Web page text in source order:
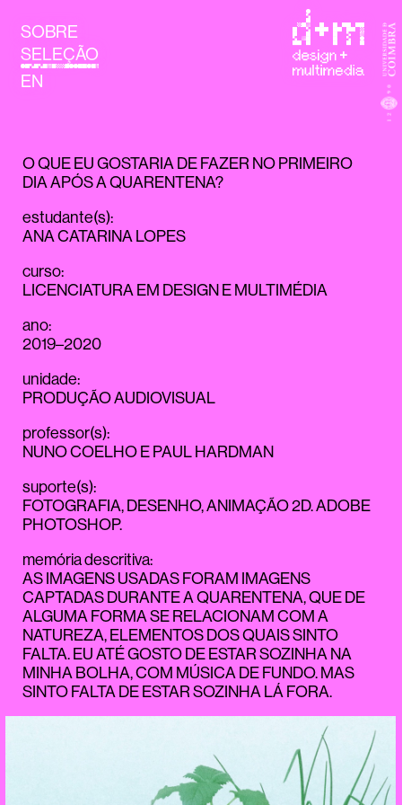
SOBRE
SELEÇÃO
EN
O QUE EU GOSTARIA DE FAZER NO PRIMEIRO
DIA APÓS A QUARENTENA?
estudante(s):
ANA CATARINA LOPES
curso:
LICENCIATURA EM DESIGN E MULTIMÉDIA
ano:
2019–2020
unidade:
PRODUÇÃO AUDIOVISUAL
professor(s):
NUNO COELHOE PAUL HARDMAN
suporte(s):
FOTOGRAFIA, DESENHO, ANIMAÇÃO 2D. ADOBE
PHOTOSHOP.
memória descritiva:
AS IMAGENS USADAS FORAM IMAGENS
CAPTADAS DURANTE A QUARENTENA, QUE DE
ALGUMA FORMA SE RELACIONAM COM A
NATUREZA, ELEMENTOS DOS QUAIS SINTO
FALTA. EU ATÉ GOSTO DE ESTAR SOZINHA NA
MINHA BOLHA, COM MÚSICA DE FUNDO. MAS
SINTO FALTA DE ESTAR SOZINHA LÁ FORA.